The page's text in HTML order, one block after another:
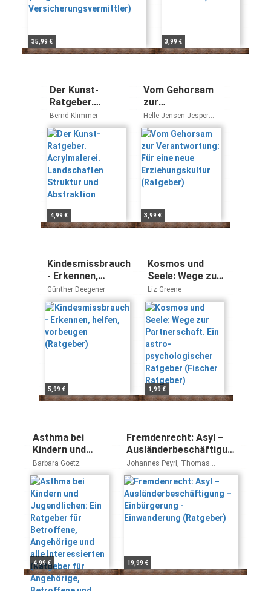
35,99 € 3,99 €
Der Kunst-
Ratgeber.
Acrylmalerei.
Landschaften
Struktur und
Abstraktion
Bernd Klimmer
4,99 €
Vom Gehorsam
zur
Verantwortung:
Für eine neue
Erziehungskultur
(Ratgeber)
Helle Jensen Jesper
Juul
3,99 €
Kindesmissbrauch
- Erkennen,
helfen, vorbeugen
(Ratgeber)
Günther Deegener
5,99 €
Kosmos und
Seele: Wege zur
Partnerschaft.
Ein astro-
psychologischer
Ratgeber
(Fischer
Ratgeber)
Liz Greene
1,99 €
Asthma bei
Kindern und
Jugendlichen:
Ein Ratgeber für
Betroffene,
Angehörige und
alle
Interessierten
(Ratgeber für
Angehörige,
Betroffene und
Fachleute)
Barbara Goetz
4,99 €
Fremdenrecht: Asyl –
Ausländerbeschäftigung
– Einbürgerung -
Einwanderung
(Ratgeber)
Johannes Peyrl, Thomas
Neugschwendtner, Christian
Schmaus
19,99 €